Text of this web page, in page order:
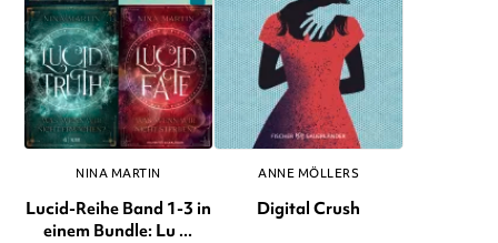
NINA MARTIN
Lucid-Reihe Band 1-3 in
einem Bundle: Lu ...
ANNE MÖLLERS
Digital Crush